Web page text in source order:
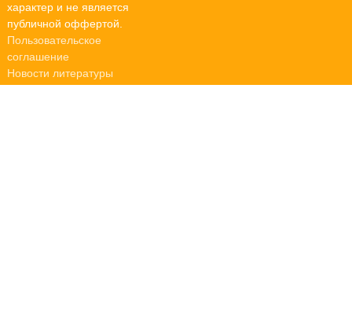
характер и не является
публичной оффертой.
Пользовательское
соглашение
Новости литературы